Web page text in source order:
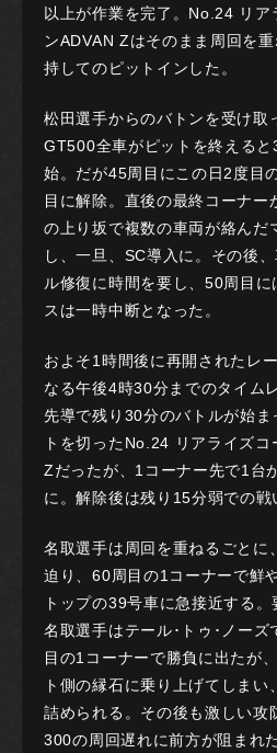
以上が作業を完了。No.24 リア
ンADVAN Zはそのまま周回を
持してのピットインした。
松田選手からのバトンを受け取
GT500全車がピットを終えると
始。だが45周目にこの日2度目
目に解除。直後の最終コーナー
の上り坂で複数の車両が絡んだ
し、一旦、SC導入に。その後
ル修復に時間を要し、50周目
スは一時中断となった。
およそ1時間後に再開されたレ
なる午後4時30分までのタイム
先導で残り30分のバトルが始
トを切ったNo.24 リアライズ
Zだったが、1コーナー先で1台
に。解除後は残り15分弱での戦
名取選手は周回を重ねるごとに
迫り、60周目の1コーナーで鮮
トップの39号車に急接近する
名取選手はテール･トゥ･ノーズ
目の1コーナーで勝負に出たが
ト側の縁石に乗り上げてしま
詰められる。その後も激しい攻
300の周回遅れに前方が阻まれ